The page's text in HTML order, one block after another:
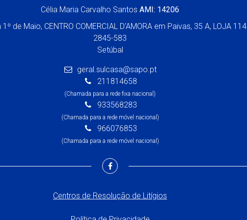
Célia Maria Carvalho Santos AMI: 14206
de Maio, CENTRO COMERCIAL D'AMORA em Paivas, 35 A, LOJA 114
2845-583
Setúbal
geral.sulcasa@sapo.pt
211814658
(Chamada para a rede fixa nacional)
933568283
(Chamada para a rede móvel nacional)
966076853
(Chamada para a rede móvel nacional)
Centros de Resolução de Litígios